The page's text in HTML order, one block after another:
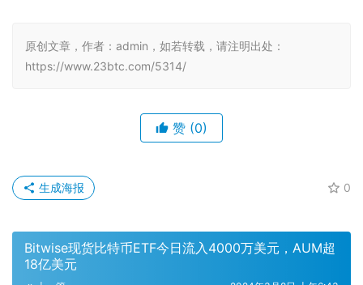
原创文章，作者：admin，如若转载，请注明出处：
https://www.23btc.com/5314/
赞 (0)
0
生成海报
Bitwise现货比特币ETF今日流入4000万美元，AUM超
18亿美元